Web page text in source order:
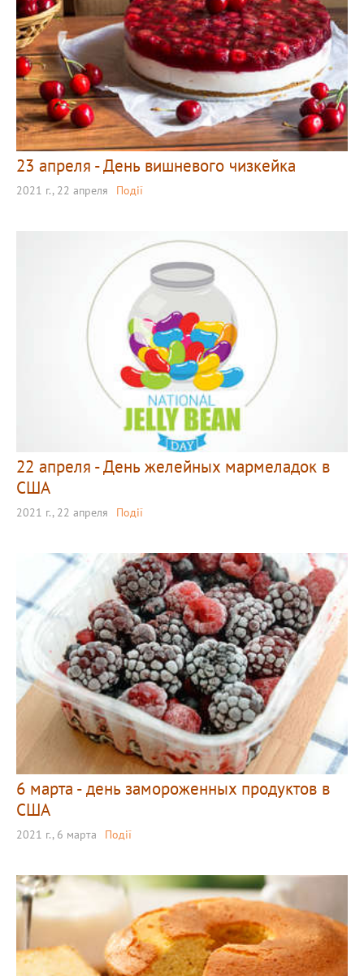
23 апреля - День вишневого чизкейка
2021 г., 22 апреля Події
22 апреля - День желейных мармеладок в
США
2021 г., 22 апреля Події
6 марта - день замороженных продуктов в
США
2021 г., 6 марта Події